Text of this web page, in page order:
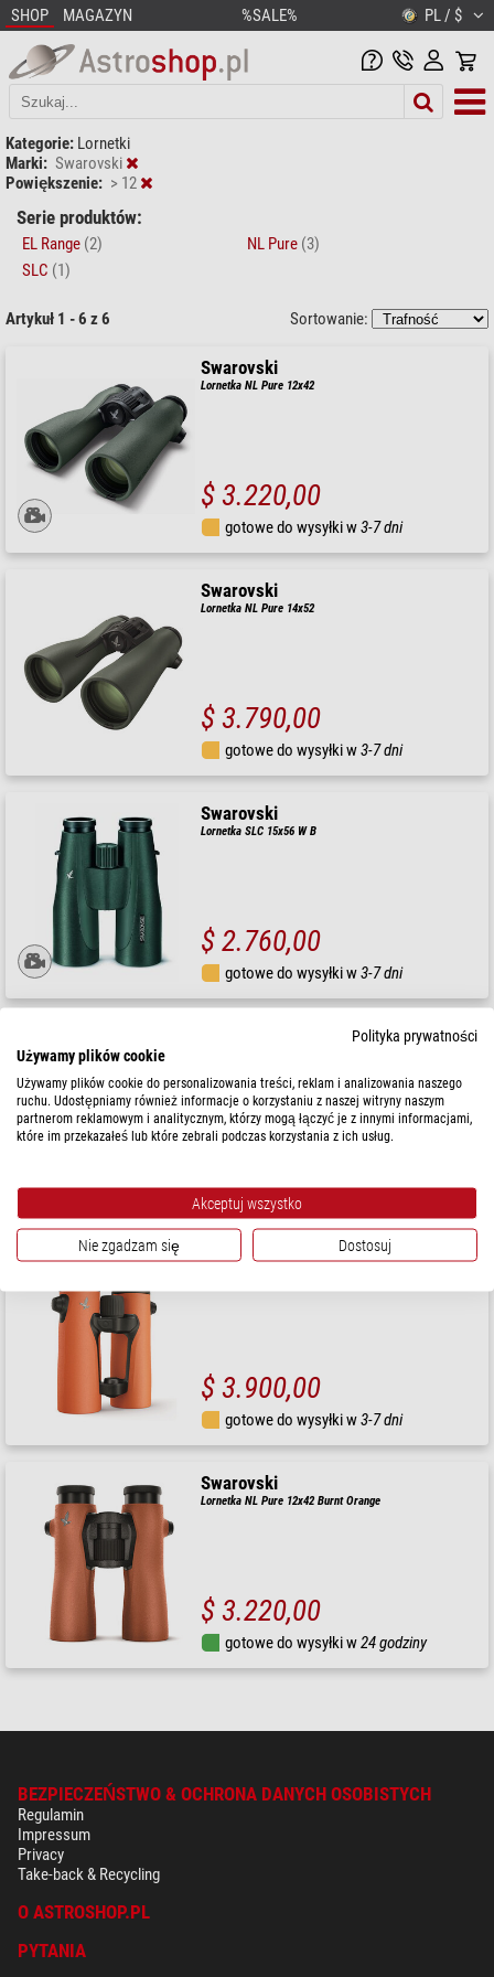
SHOP MAGAZYN %SALE% PL / $
Kategorie: Lornetki
Marki: Swarovski
Powiększenie: > 12
Serie produktów:
EL Range (2) NL Pure (3)
SLC (1)
Artykuł 1 - 6 z 6 Sortowanie:
Swarovski
Lornetka NL Pure 12x42
$ 3.220,00
gotowe do wysyłki w3-7 dni
Swarovski
Lornetka NL Pure 14x52
$ 3.790,00
gotowe do wysyłki w3-7 dni
Swarovski
Lornetka SLC 15x56 W B
$ 2.760,00
gotowe do wysyłki w3-7 dni
gotowe do wysyłki w
Swarovski
$ 3.900,00
gotowe do wysyłki w3-7 dni
Swarovski
Lornetka NL Pure 12x42 Burnt Orange
$ 3.220,00
gotowe do wysyłki w24 godziny
BEZPIECZEŃSTWO & OCHRONA DANYCH OSOBISTYCH
Regulamin
Impressum
Privacy
Take-back & Recycling
O ASTROSHOP.PL
PYTANIA
Polityka prywatności
Używamy plików cookie
Używamy plików cookie do personalizowania treści, reklam i analizowania naszego
ruchu. Udostępniamy również informacje o korzystaniu z naszej witryny naszym
partnerom reklamowym i analitycznym, którzy mogą łączyć je z innymi informacjami,
które im przekazałeś lub które zebrali podczas korzystania z ich usług.
Akceptuj wszystko
Nie zgadzam się Dostosuj